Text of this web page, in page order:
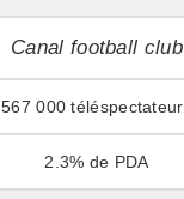
Canal football club
567 000
2.3%